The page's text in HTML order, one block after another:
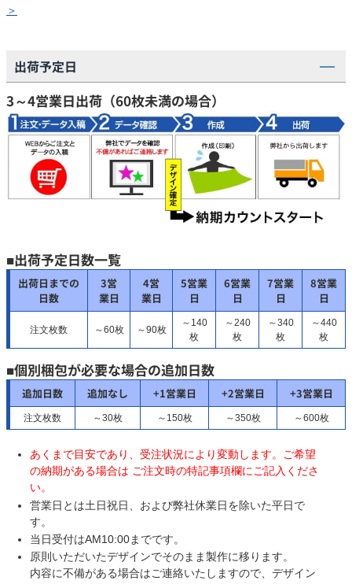
＞
出荷予定日
3～4営業日出荷（60枚未満の場合）
■出荷予定日数一覧
出荷日までの
日数
3営
業日
4営
業日
5営業
日
6営業
日
7営業
日
8営業
日
注文枚数 ～60枚 ～90枚
～140
枚
～240
枚
～340
枚
～440
枚
■個別梱包が必要な場合の追加日数
追加日数 追加なし +1営業日 +2営業日 +3営業日
注文枚数 ～30枚 ～150枚 ～350枚 ～600枚
あくまで目安であり、受注状況により変動します。ご希望
の納期がある場合は ご注文時の特記事項欄にご記入くださ
い。
営業日とは土日祝日、および弊社休業日を除いた平日で
す。
当日受付はAM10:00までです。
原則いただいたデザインでそのまま製作に移ります。
内容に不備がある場合はご連絡いたしますので、デザイン